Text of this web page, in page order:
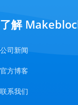
了解
公司新闻
官方博客
联系我们